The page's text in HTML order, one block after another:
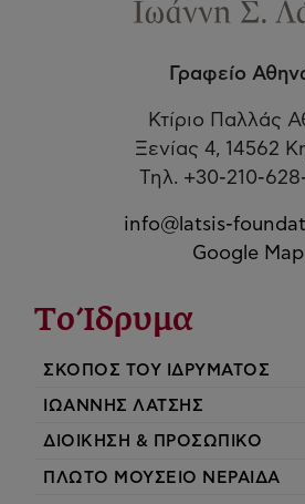
Γραφείο
Κτίριο Παλλάς
Ξενίας 4, 14562
Τηλ. +30-210-
info@latsis-
Google Map
Το Ίδρυμα
ΣΚΟΠΟΣ ΤΟΥ ΙΔΡΥΜΑΤΟΣ
ΙΩΑΝΝΗΣ ΛΑΤΣΗΣ
ΔΙΟΙΚΗΣΗ & ΠΡΟΣΩΠΙΚΟ
ΠΛΩΤΟ ΜΟΥΣΕΙΟ ΝΕΡΑΙΔΑ